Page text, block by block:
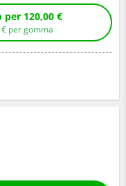
Compra senza montaggio per 120,00 €
€ per gomma